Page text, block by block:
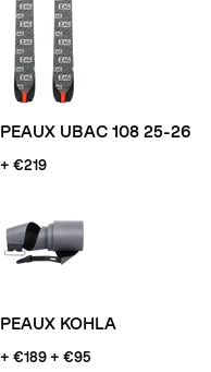
PEAUX UBAC 108 25-26
+ €219
PEAUX KOHLA
+ €189 + €95